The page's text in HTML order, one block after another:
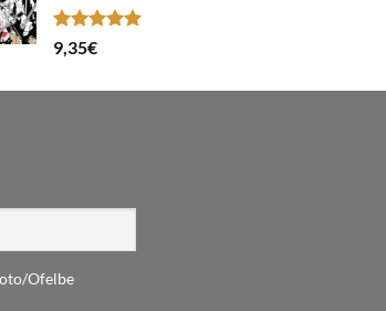
Note5.00
sur 5
9,35€
Ofelbe